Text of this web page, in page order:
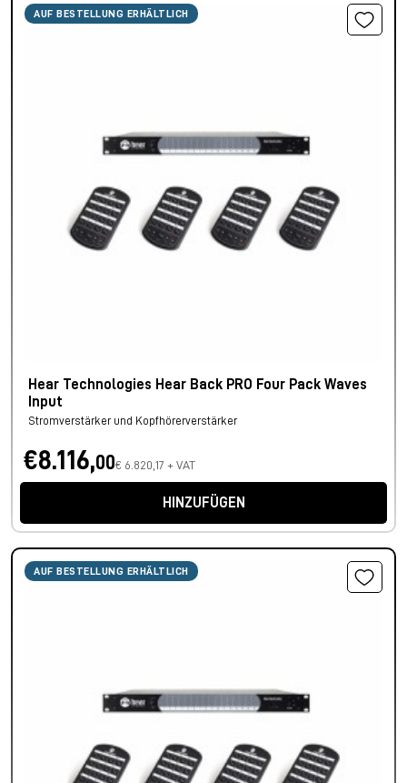
AUF BESTELLUNG ERHÄLTLICH
Hear Technologies Hear Back PRO Four Pack Waves
Input
Stromverstärker und Kopfhörerverstärker
€8.116,00€ 6.820,17 + VAT
HINZUFÜGEN
AUF BESTELLUNG ERHÄLTLICH